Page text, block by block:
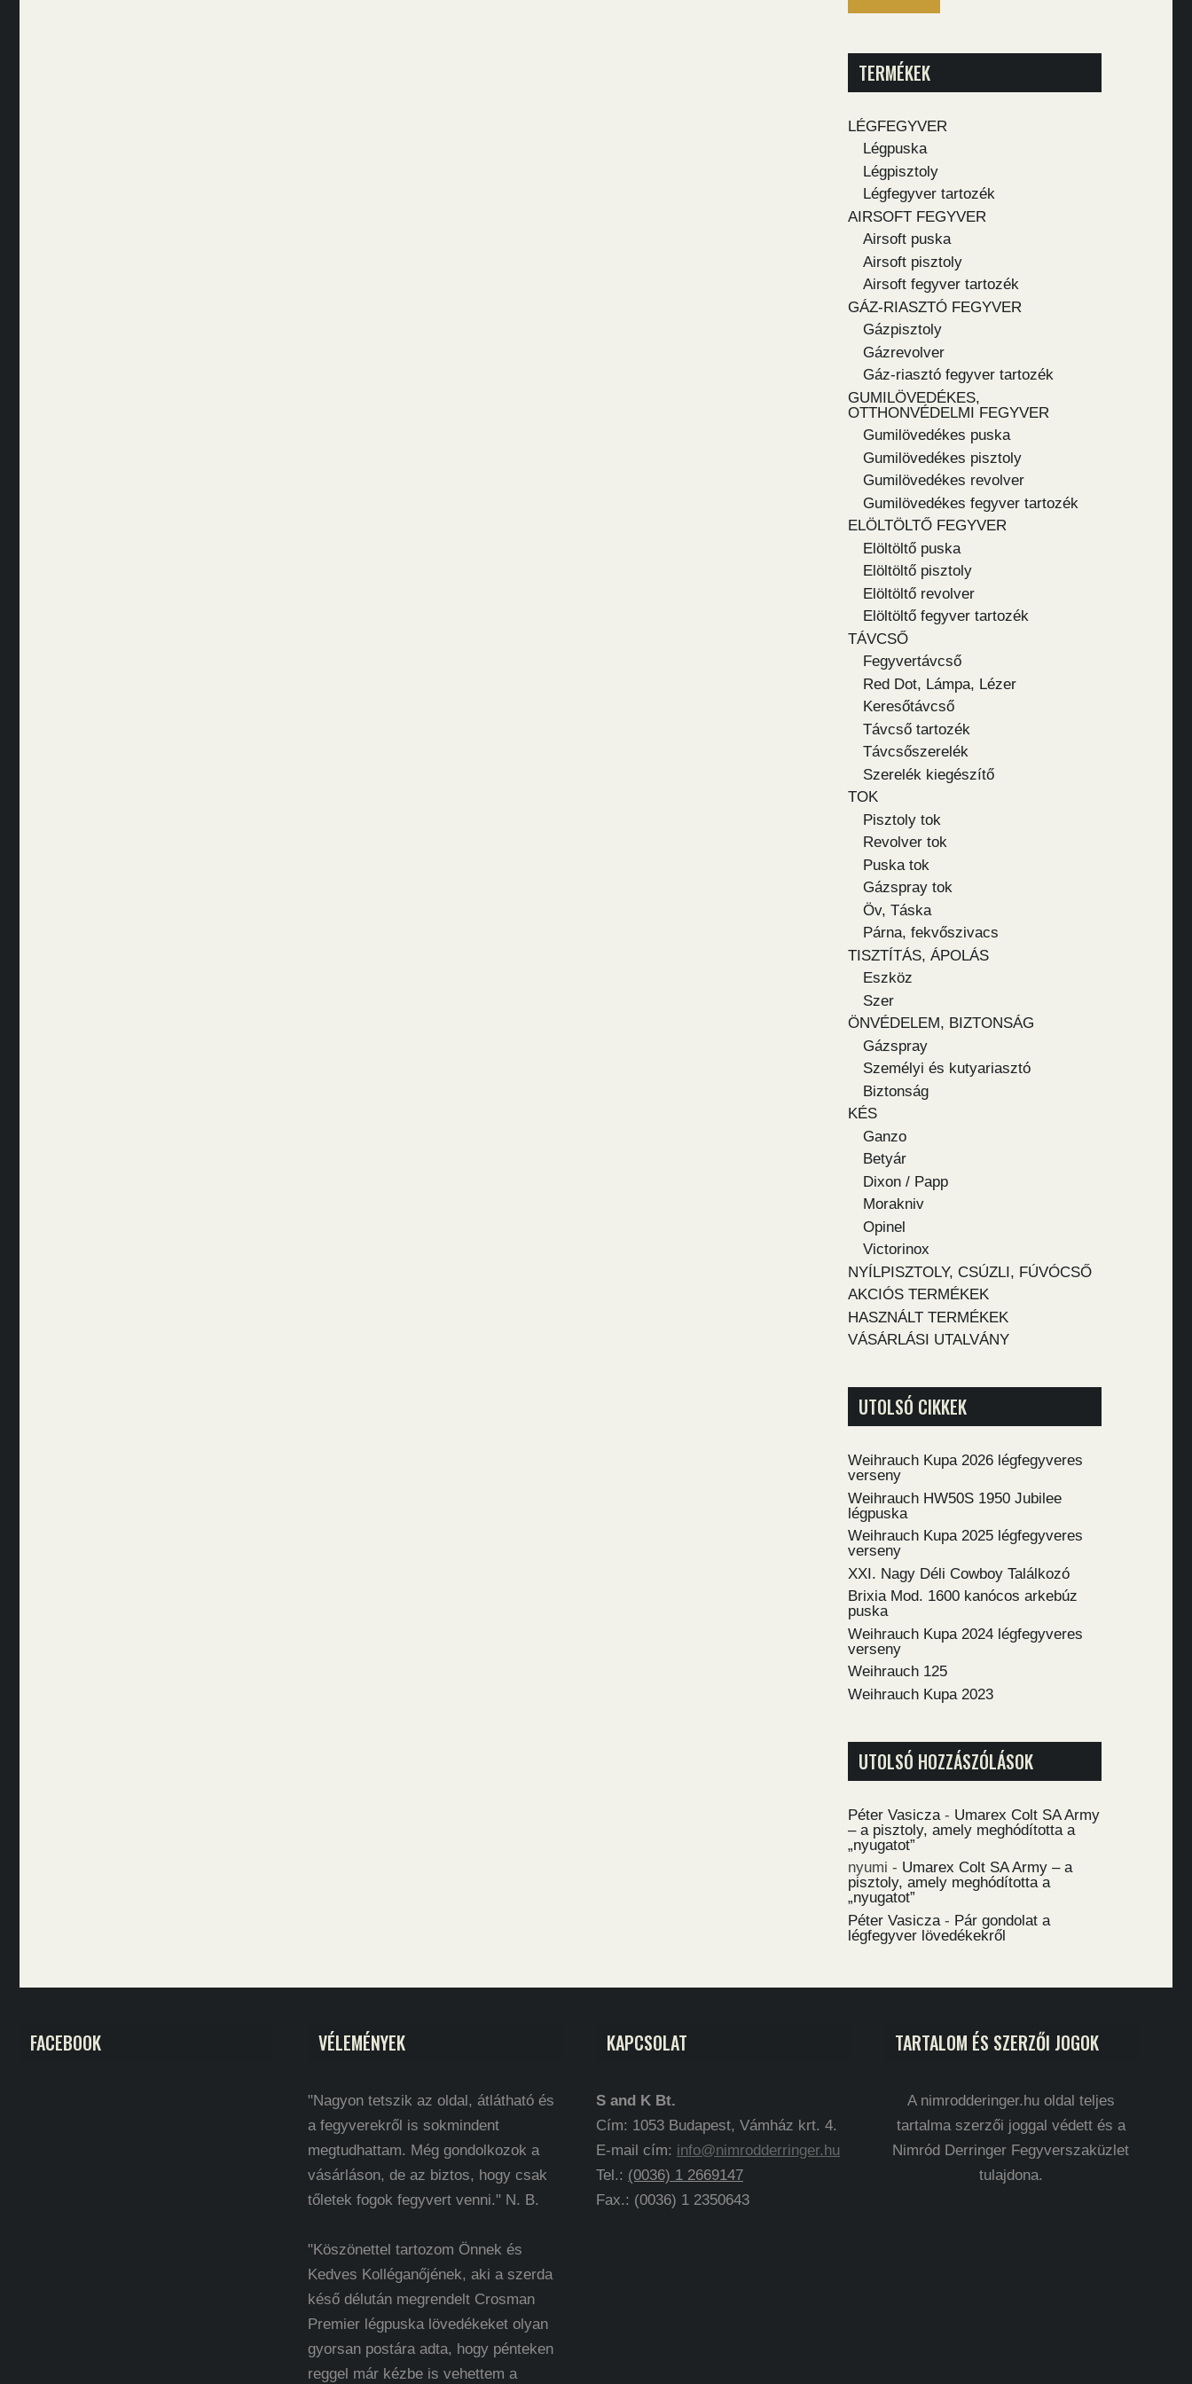
TERMÉKEK
LÉGFEGYVER
Légpuska
Légpisztoly
Légfegyver tartozék
AIRSOFT FEGYVER
Airsoft puska
Airsoft pisztoly
Airsoft fegyver tartozék
GÁZ-RIASZTÓ FEGYVER
Gázpisztoly
Gázrevolver
Gáz-riasztó fegyver tartozék
GUMILÖVEDÉKES,
OTTHONVÉDELMI FEGYVER
Gumilövedékes puska
Gumilövedékes pisztoly
Gumilövedékes revolver
Gumilövedékes fegyver tartozék
ELÖLTÖLTŐ FEGYVER
Elöltöltő puska
Elöltöltő pisztoly
Elöltöltő revolver
Elöltöltő fegyver tartozék
TÁVCSŐ
Fegyvertávcső
Red Dot, Lámpa, Lézer
Keresőtávcső
Távcső tartozék
Távcsőszerelék
Szerelék kiegészítő
TOK
Pisztoly tok
Revolver tok
Puska tok
Gázspray tok
Öv, Táska
Párna, fekvőszivacs
TISZTÍTÁS, ÁPOLÁS
Eszköz
Szer
ÖNVÉDELEM, BIZTONSÁG
Gázspray
Személyi és kutyariasztó
Biztonság
KÉS
Ganzo
Betyár
Dixon / Papp
Morakniv
Opinel
Victorinox
NYÍLPISZTOLY, CSÚZLI, FÚVÓCSŐ
AKCIÓS TERMÉKEK
HASZNÁLT TERMÉKEK
VÁSÁRLÁSI UTALVÁNY
UTOLSÓ CIKKEK
Weihrauch Kupa 2026 légfegyveres
verseny
Weihrauch HW50S 1950 Jubilee
légpuska
Weihrauch Kupa 2025 légfegyveres
verseny
XXI. Nagy Déli Cowboy Találkozó
Brixia Mod. 1600 kanócos arkebúz
puska
Weihrauch Kupa 2024 légfegyveres
verseny
Weihrauch 125
Weihrauch Kupa 2023
UTOLSÓ HOZZÁSZÓLÁSOK
Péter Vasicza - Umarex Colt SA Army
– a pisztoly, amely meghódította a
„nyugatot”
nyumi - Umarex Colt SA Army – a
pisztoly, amely meghódította a
„nyugatot”
Péter Vasicza - Pár gondolat a
légfegyver lövedékekről
FACEBOOK VÉLEMÉNYEK
"Nagyon tetszik az oldal, átlátható és
a fegyverekről is sokmindent
megtudhattam. Még gondolkozok a
vásárláson, de az biztos, hogy csak
tőletek fogok fegyvert venni." N. B.
"Köszönettel tartozom Önnek és
Kedves Kolléganőjének, aki a szerda
késő délután megrendelt Crosman
Premier légpuska lövedékeket olyan
gyorsan postára adta, hogy pénteken
reggel már kézbe is vehettem a
KAPCSOLAT
S and K Bt.
Cím: 1053 Budapest, Vámház krt. 4.
E-mail cím: info@nimrodderringer.hu
Tel.: (0036) 1 2669147
Fax.: (0036) 1 2350643
TARTALOM ÉS SZERZŐI JOGOK
A nimrodderinger.hu oldal teljes
tartalma szerzői joggal védett és a
Nimród Derringer Fegyverszaküzlet
tulajdona.